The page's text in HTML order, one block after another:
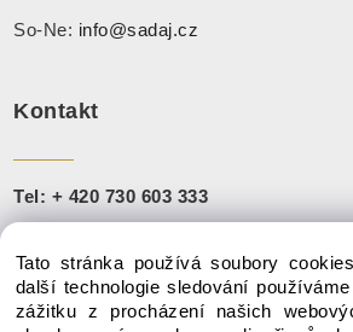
So-Ne: info@sadaj.cz
Kontakt
Tel: + 420 730 603 333
Mail: info@sadaj.cz
Tato stránka používá soubory
další technologie sledování
zážitku z procházení našich